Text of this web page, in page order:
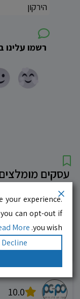
הירקון
רשמו עלינו
עסקים
10.0
מוניות רחובות בילו
אפשר להזמין מונית
10.0
your experience.
can opt-out if
you wish.
More
Decline